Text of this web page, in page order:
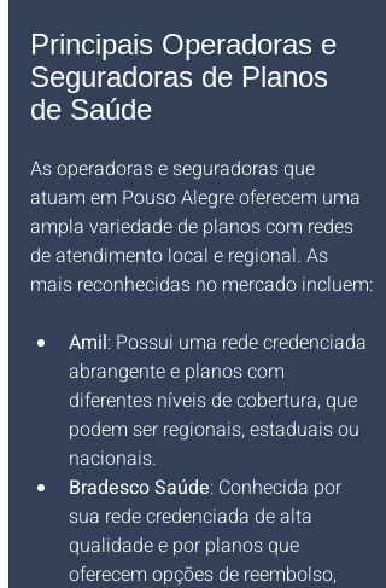
Principais Operadoras e
Seguradoras de Planos
de Saúde
As operadoras e seguradoras que
atuam em Pouso Alegre oferecem uma
ampla variedade de planos com redes
de atendimento local e regional. As
mais reconhecidas no mercado incluem:
Amil: Possui uma rede credenciada
abrangente e planos com
diferentes níveis de cobertura, que
podem ser regionais, estaduais ou
nacionais.
Bradesco Saúde: Conhecida por
sua rede credenciada de alta
qualidade e por planos que
oferecem opções de reembolso,